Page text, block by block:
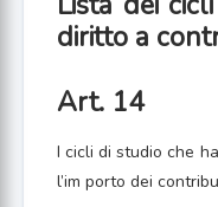
diritto a
Art. 14
I cicli di studio che
l’im porto dei